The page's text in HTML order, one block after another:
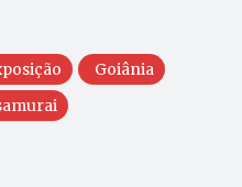
Goiânia